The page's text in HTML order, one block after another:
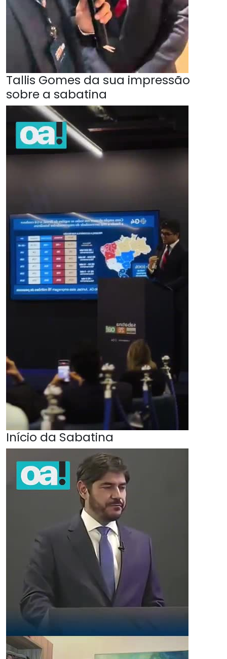
Tallis Gomes da sua impressão
sobre a sabatina
Início da Sabatina